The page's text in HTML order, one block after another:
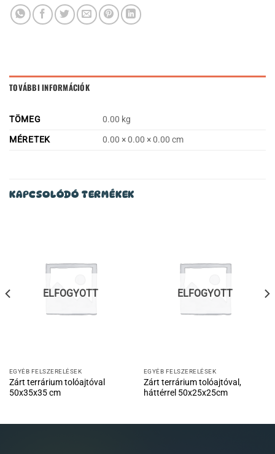
TOVÁBBI INFORMÁCIÓK
TÖMEG
0.00 kg
MÉRETEK
0.00 × 0.00 × 0.00 cm
KAPCSOLÓDÓ TERMÉKEK
ELFOGYOTT
EGYÉB FELSZERELÉSEK
Zárt terrárium tolóajtóval
50x35x35 cm
ELFOGYOTT
EGYÉB FELSZERELÉSEK
Zárt terrárium tolóajtóval,
háttérrel 50x25x25cm